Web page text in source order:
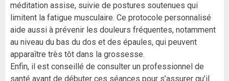
méditation assise, suivie de postures soutenues qui
limitent la fatigue musculaire. Ce protocole personnalisé
aide aussi à prévenir les douleurs fréquentes, notamment
au niveau du bas du dos et des épaules, qui peuvent
apparaître très tôt dans la grossesse.
Enfin, il est conseillé de consulter un professionnel de
santé avant de débuter ces séances pour s’assurer qu’il